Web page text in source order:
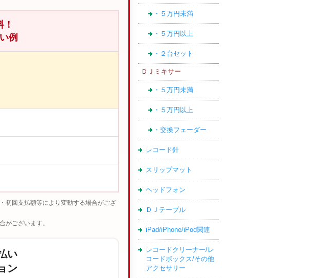
・５万円未満
・５万円以上
・２台セット
ＤＪミキサー
・５万円未満
・５万円以上
・交換フェーダー
レコード針
スリップマット
ヘッドフォン
ＤＪテーブル
iPad/iPhone/iPod関連
レコードクリーナー/レ
コードボックス/その他
アクセサリー
例
初回支払額等により変動する場合がござ
がございます。
い
ン